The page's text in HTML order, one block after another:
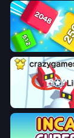
Qube 2048
Snowball.io